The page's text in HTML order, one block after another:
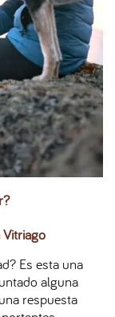
Vitriago
Es esta una
alguna
respuesta